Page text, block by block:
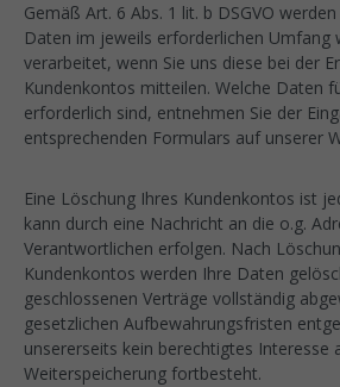
Gemäß Art. 6 Abs. 1 lit. b DSGVO
Daten im jeweils erforderlichen Umfang
verarbeitet, wenn Sie uns diese bei der
Kundenkontos mitteilen. Welche Daten
erforderlich sind, entnehmen Sie der
entsprechenden Formulars auf unserer
Eine Löschung Ihres Kundenkontos ist
kann durch eine Nachricht an die o.g.
Verantwortlichen erfolgen. Nach
Kundenkontos werden Ihre Daten
geschlossenen Verträge vollständig
gesetzlichen Aufbewahrungsfristen
unsererseits kein berechtigtes Interesse
Weiterspeicherung fortbesteht.